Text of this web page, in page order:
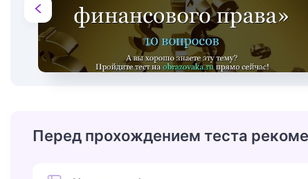
Перед прохождением теста